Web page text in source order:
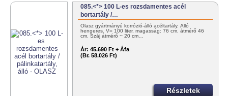
085.<*> 100 L-es rozsdamentes acél
bortartály /…
Olasz gyártmányú korrózió-álló acéltartály. Álló
hengeres. V= 100 liter, magasság: 76 cm, átmérő 46
cm. Száj átmérő ~ 20 cm…
Ár: 45.690 Ft + Áfa
(Br. 58.026 Ft)
Részletek